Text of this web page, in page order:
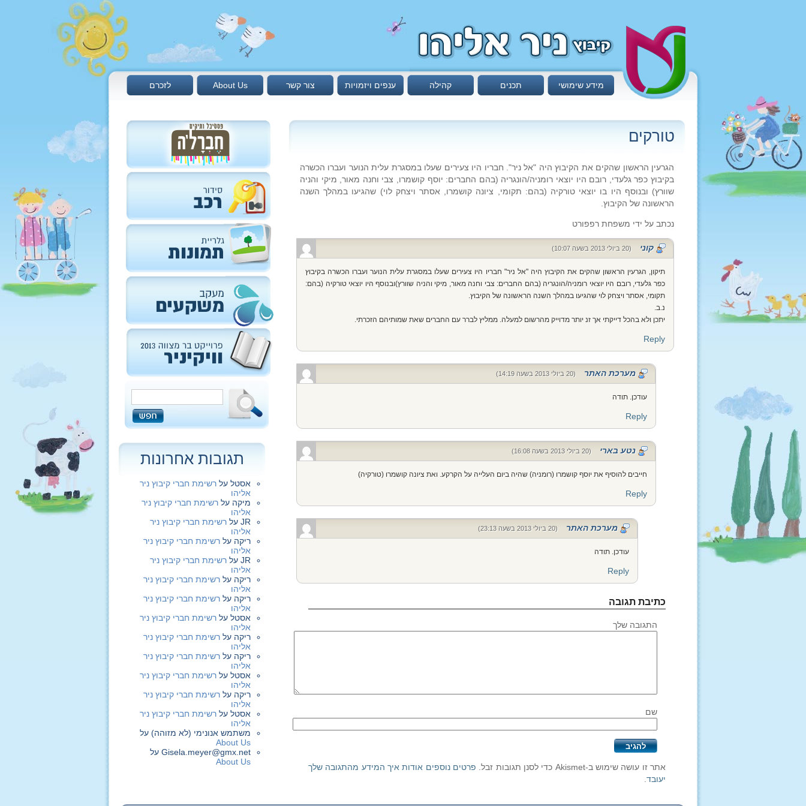
לזכרם About Us צור קשר ענפים ויזמויות קהילה תכנים מידע שימושי
טורקים
הגרעין הראשון שהקים את הקיבוץ היה "אל ניר". חבריו היו צעירים שעלו במסגרת עלית הנוער ועברו הכשרה
בקיבוץ כפר גלעדי, רובם היו יוצאי רומניה/הונגריה (בהם החברים: יוסף קושמרו, צבי וחנה מאור, מיקי והניה
שוורץ) ובנוסף היו בו יוצאי טורקיה (בהם: תקומי, ציונה קושמרו, אסתר ויצחק לוי) שהגיעו במהלך השנה
הראשונה של הקיבוץ.
נכתב על ידי משפחת רפפורט
קוני (20 ביולי 2013 בשעה 10:07)
תיקון, הגרעין הראשון שהקים את הקיבוץ היה "אל ניר" חבריו היו צעירים שעלו במסגרת עלית הנוער ועברו הכשרה בקיבוץ
כפר גלעדי, רובם היו יוצאי רומניה/הונגריה (בהם החברים: צבי וחנה מאור, מיקי והניה שוורץ)ובנוסף היו יוצאי טורקיה (בהם:
תקומי, אסתר ויצחק לוי שהגיעו במהלך השנה הראשונה של הקיבוץ.
נ.ב.
יתכן ולא בהכל דייקתי אך זנ יותר מדוייק מהרשום למעלה. ממליץ לברר עם החברים שאת שמותיהם הזכרתי.
Reply
מערכת האתר (20 ביולי 2013 בשעה 14:19)
עודכן. תודה
Reply
נטע בארי (20 ביולי 2013 בשעה 16:08)
חייבים להוסיף את יוסף קושמרו (רומניה) שהיה ביום העלייה על הקרקע. ואת ציונה קושמרו (טורקיה)
Reply
מערכת האתר (20 ביולי 2013 בשעה 23:13)
עודכן. תודה
Reply
כתיבת תגובה
התגובה שלך
שם
אתר זו עושה שימוש ב-Akismet כדי לסנן תגובות זבל.
פרטים נוספים אודות איך המידע מהתגובה שלך
יעובד
תגובות אחרונות
אסטל על רשימת חברי קיבוץ ניר
אליהו
מיקה על רשימת חברי קיבוץ ניר
אליהו
JR על רשימת חברי קיבוץ ניר
אליהו
ריקה על רשימת חברי קיבוץ ניר
אליהו
JR על רשימת חברי קיבוץ ניר
אליהו
ריקה על רשימת חברי קיבוץ ניר
אליהו
ריקה על רשימת חברי קיבוץ ניר
אליהו
אסטל על רשימת חברי קיבוץ ניר
אליהו
ריקה על רשימת חברי קיבוץ ניר
אליהו
ריקה על רשימת חברי קיבוץ ניר
אליהו
אסטל על רשימת חברי קיבוץ ניר
אליהו
ריקה על רשימת חברי קיבוץ ניר
אליהו
אסטל על רשימת חברי קיבוץ ניר
אליהו
משתמש אנונימי (לא מזוהה) על
About Us
Gisela.meyer@gmx.net על
About Us